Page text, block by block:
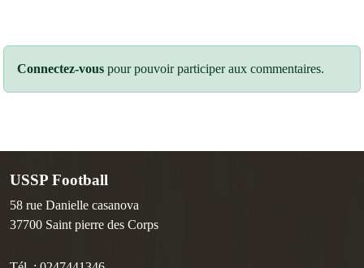
Connectez-vous pour pouvoir participer aux commentaires.
USSP Football
58 rue Danielle casanova
37700 Saint pierre des Corps